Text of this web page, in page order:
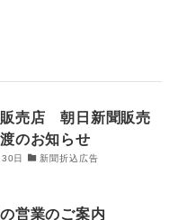
売店 朝日新聞販売
のお知らせ
日 新聞折込広告
営業のご案内